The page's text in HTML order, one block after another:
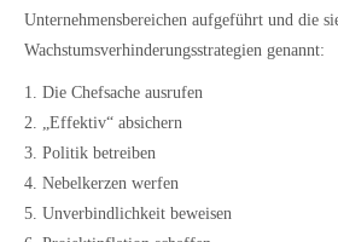
Unternehmensbereichen aufgeführt und die
Wachstumsverhinderungsstrategien genannt:
1. Die Chefsache ausrufen
2. „Effektiv“ absichern
3. Politik betreiben
4. Nebelkerzen werfen
5. Unverbindlichkeit beweisen